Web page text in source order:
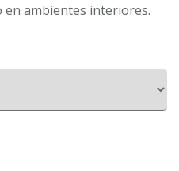
en ambientes interiores.